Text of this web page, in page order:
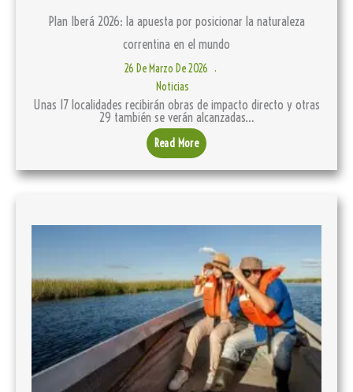
Plan Iberá 2026: la apuesta por posicionar la naturaleza
correntina en el mundo
26 De Marzo De 2026
Noticias
Unas 17 localidades recibirán obras de impacto directo y otras
29 también se verán alcanzadas…
Read More